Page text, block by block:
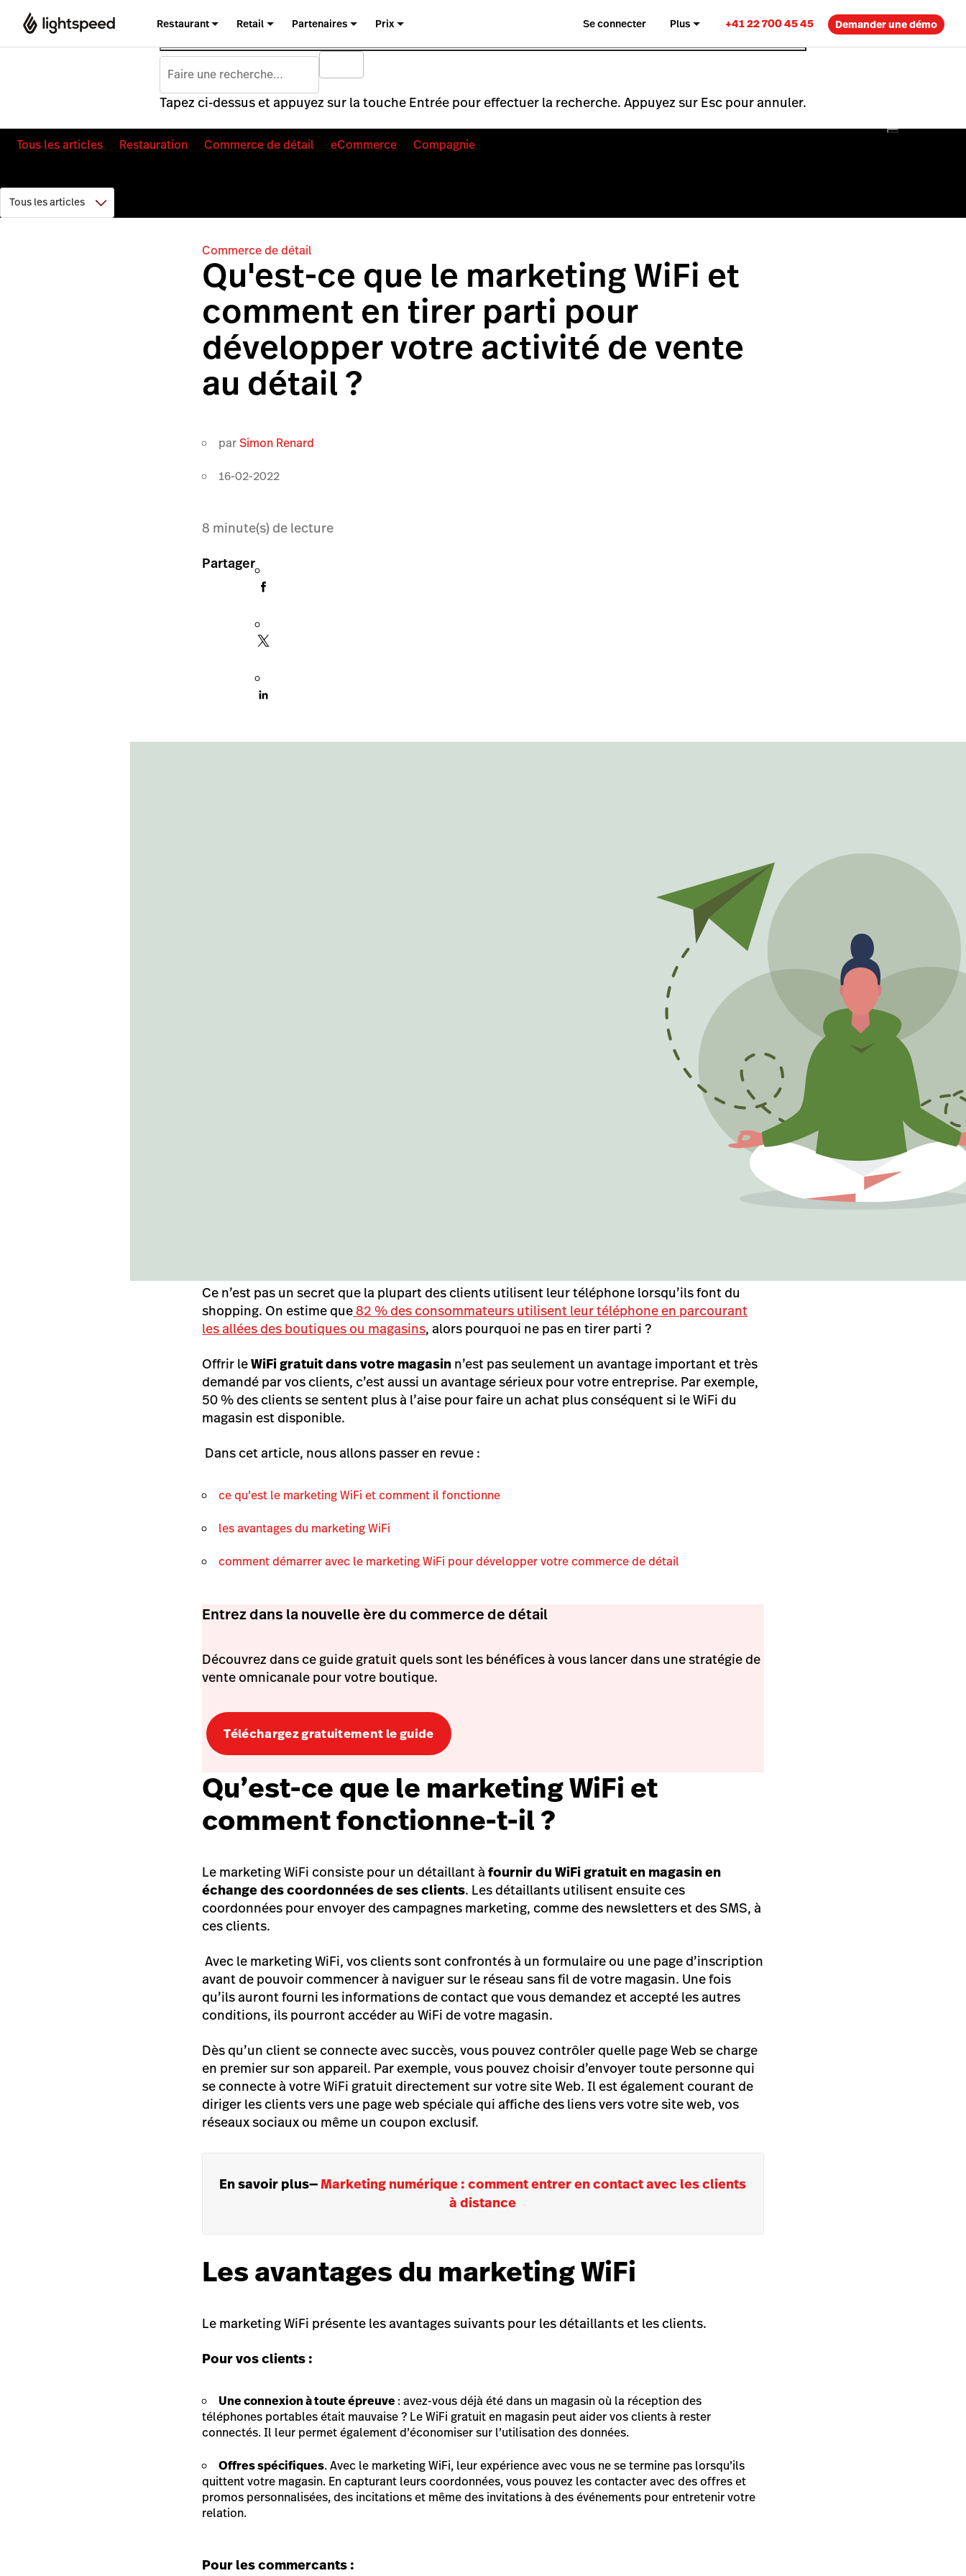
Restaurant Retail Partenaires Prix Se connecter Plus +41 22 700 45 45 Demander une démo
Tapez ci-dessus et appuyez sur la touche Entrée pour effectuer la recherche. Appuyez sur Esc pour annuler.
Tous les articles Restauration Commerce de détail eCommerce Compagnie
Commerce de détail
Qu'est-ce que le marketing WiFi et
comment en tirer parti pour
développer votre activité de vente
au détail ?
parSimon Renard
16-02-2022
8 minute(s) de lecture
Partager
Ce n’est pas un secret que la plupart des clients utilisent leur téléphone lorsqu’ils font du
shopping. On estime que82 % des consommateurs utilisent leur téléphone en parcourant
les allées des boutiques ou magasins, alors pourquoi ne pas en tirer parti ?
Offrir leWiFi gratuit dans votre magasin n’est pas seulement un avantage important et très
demandé par vos clients, c’est aussi un avantage sérieux pour votre entreprise. Par exemple,
50 % des clients se sentent plus à l’aise pour faire un achat plus conséquent si le WiFi du
magasin est disponible.
Dans cet article, nous allons passer en revue :
ce qu’est le marketing WiFi et comment il fonctionne
les avantages du marketing WiFi
comment démarrer avec le marketing WiFi pour développer votre commerce de détail
Entrez dans la nouvelle ère du commerce de détail
Découvrez dans ce guide gratuit quels sont les bénéfices à vous lancer dans une stratégie de
vente omnicanale pour votre boutique.
Téléchargez gratuitement le guide
Qu’est-ce que le marketing WiFi et
comment fonctionne-t-il ?
Le marketing WiFi consiste pour un détaillant àfournir du WiFi gratuit en magasin en
échange des coordonnées de ses clients. Les détaillants utilisent ensuite ces
coordonnées pour envoyer des campagnes marketing, comme des newsletters et des SMS, à
ces clients.
Avec le marketing WiFi, vos clients sont confrontés à un formulaire ou une page d’inscription
avant de pouvoir commencer à naviguer sur le réseau sans fil de votre magasin. Une fois
qu’ils auront fourni les informations de contact que vous demandez et accepté les autres
conditions, ils pourront accéder au WiFi de votre magasin.
Dès qu’un client se connecte avec succès, vous pouvez contrôler quelle page Web se charge
en premier sur son appareil. Par exemple, vous pouvez choisir d’envoyer toute personne qui
se connecte à votre WiFi gratuit directement sur votre site Web. Il est également courant de
diriger les clients vers une page web spéciale qui affiche des liens vers votre site web, vos
réseaux sociaux ou même un coupon exclusif.
En savoir plus—Marketing numérique : comment entrer en contact avec les clients
à distance
Les avantages du marketing WiFi
Le marketing WiFi présente les avantages suivants pour les détaillants et les clients.
Pour vos clients :
Une connexion à toute épreuve: avez-vous déjà été dans un magasin où la réception des
téléphones portables était mauvaise ? Le WiFi gratuit en magasin peut aider vos clients à rester
connectés. Il leur permet également d’économiser sur l’utilisation des données.
Offres spécifiques. Avec le marketing WiFi, leur expérience avec vous ne se termine pas lorsqu’ils
quittent votre magasin. En capturant leurs coordonnées, vous pouvez les contacter avec des offres et
promos personnalisées, des incitations et même des invitations à des événements pour entretenir votre
relation.
Pour les commercants :